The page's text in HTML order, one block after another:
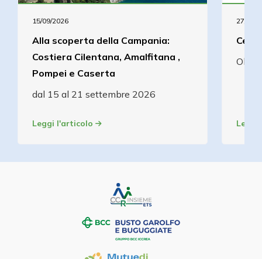
15/09/2026
Alla scoperta della Campania:
Costiera Cilentana, Amalfitana ,
Pompei e Caserta
dal 15 al 21 settembre 2026
Leggi l'articolo
27/08/